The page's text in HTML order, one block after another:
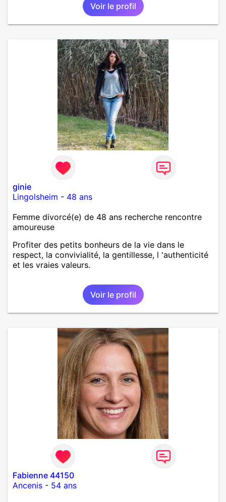
Voir le profil
ginie
Lingolsheim - 48 ans
Femme divorcé(e) de 48 ans recherche rencontre
amoureuse
Profiter des petits bonheurs de la vie dans le
respect, la convivialité, la gentillesse, l 'authenticité
et les vraies valeurs.
Voir le profil
Fabienne 44150
Ancenis - 54 ans